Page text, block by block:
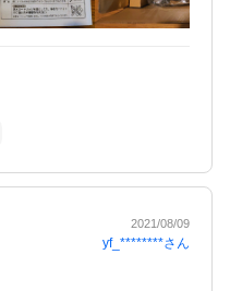
ィルターとシャワーは分
います。
2021/08/09
yf_********さん